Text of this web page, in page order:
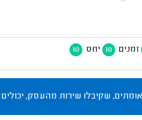
זמנים 10 יחס 10
שקיבלו שירות מהעסק,